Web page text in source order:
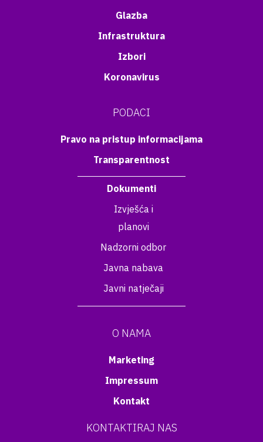
Glazba
Infrastruktura
Izbori
Koronavirus
PODACI
Pravo na pristup informacijama
Transparentnost
Dokumenti
Izvješća i
planovi
Nadzorni odbor
Javna nabava
Javni natječaji
O NAMA
Marketing
Impressum
Kontakt
KONTAKTIRAJ NAS